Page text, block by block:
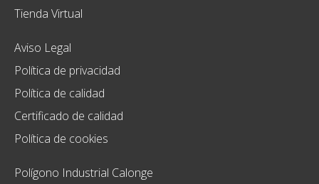
Tienda Virtual
Aviso Legal
Política de privacidad
Política de calidad
Certificado de calidad
Política de cookies
Polígono Industrial Calonge